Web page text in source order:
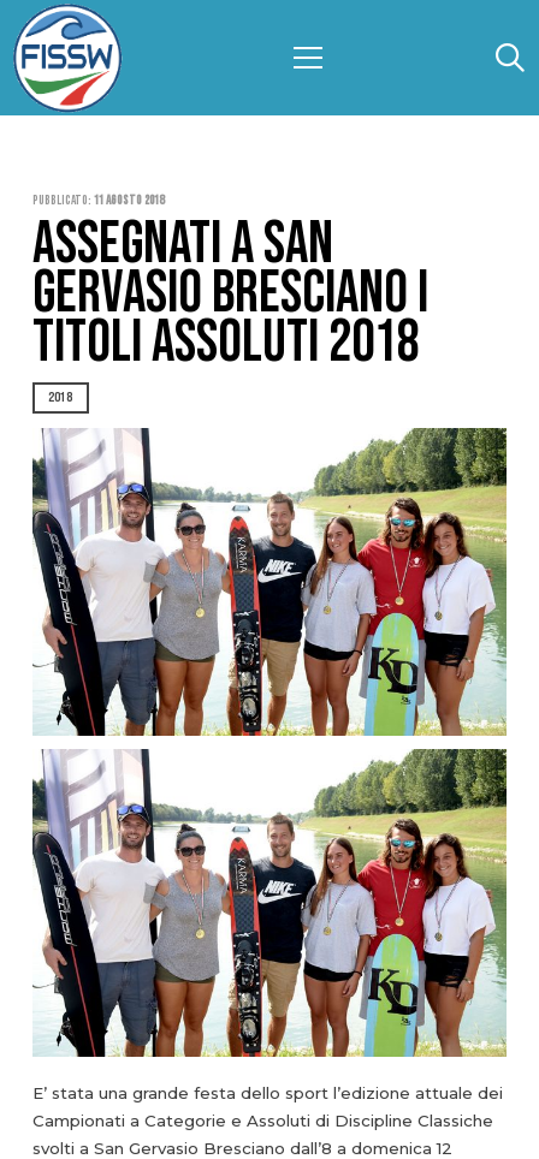
Pubblicato: 11 Agosto 2018
ASSEGNATI A SAN
GERVASIO BRESCIANO I
TITOLI ASSOLUTI 2018
2018
E’ stata una grande festa dello sport l’edizione attuale dei
Campionati a Categorie e Assoluti di Discipline Classiche
svolti a San Gervasio Bresciano dall’8 a domenica 12